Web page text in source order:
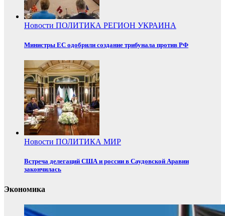
Новости ПОЛИТИКА РЕГИОН УКРАИНА
Министры ЕС одобрили создание трибунала против РФ
Новости ПОЛИТИКА МИР
Встреча делегаций США и россии в Саудовской Аравии
закончилась
Экономика